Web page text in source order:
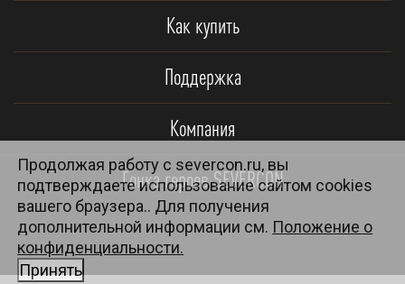
Как купить
Поддержка
Компания
Гонка героев SEVERCON
Продолжая работу с severcon.ru, вы
подтверждаете использование сайтом cookies
вашего браузера.. Для получения
дополнительной информации см. Положение о
конфиденциальности.
Принять